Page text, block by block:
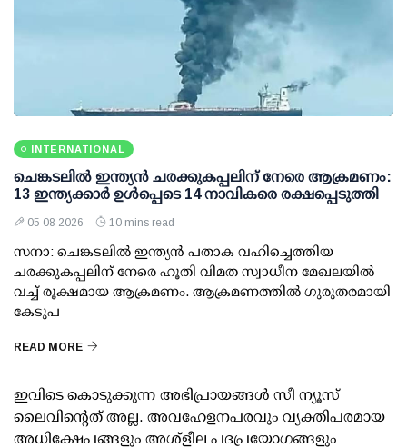
INTERNATIONAL
ചെങ്കടലില്‍ ഇന്ത്യന്‍ ചരക്കുകപ്പലിന് നേരെ ആക്രമണം:
13 ഇന്ത്യക്കാര്‍ ഉള്‍പ്പെടെ 14 നാവികരെ രക്ഷപ്പെടുത്തി
05 08 2026 10 mins read
സനാ: ചെങ്കടലില്‍ ഇന്ത്യന്‍ പതാക വഹിച്ചെത്തിയ
ചരക്കുകപ്പലിന് നേരെ ഹൂതി വിമത സ്വാധീന മേഖലയില്‍
വച്ച് രൂക്ഷമായ ആക്രമണം. ആക്രമണത്തില്‍ ഗുരുതരമായി
കേടുപ
READ MORE
ഇവിടെ കൊടുക്കുന്ന അഭിപ്രായങ്ങള്‍ സീ ന്യൂസ്
ലൈവിന്റെത് അല്ല. അവഹേളനപരവും വ്യക്തിപരമായ
അധിക്ഷേപങ്ങളും അശ്‌ളീല പദപ്രയോഗങ്ങളും